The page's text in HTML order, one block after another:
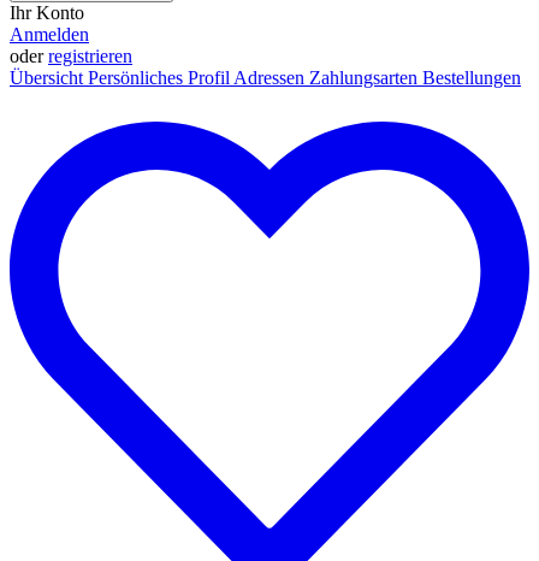
Ihr Konto
Anmelden
oderregistrieren
Übersicht Persönliches Profil Adressen Zahlungsarten Bestellungen